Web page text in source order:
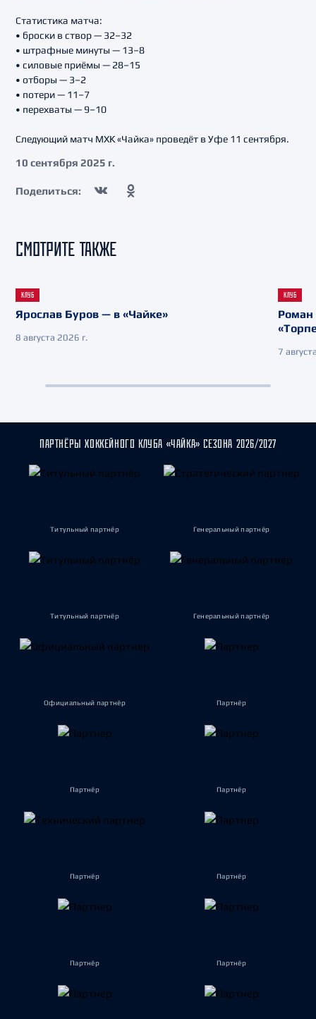
Статистика матча:
• броски в створ — 32–32
• штрафные минуты — 13–8
• силовые приёмы — 28–15
• отборы — 3–2
• потери — 11–7
• перехваты — 9–10
Следующий матч МХК «Чайка» проведёт в Уфе 11 сентября.
10 сентября 2025 г.
Поделиться:
СМОТРИТЕ ТАКЖЕ
КЛУБ
Ярослав Буров — в «Чайке»
8 августа 2026 г.
КЛУБ
Роман
7
ПАРТНЁРЫ ХОККЕЙНОГО КЛУБА «ЧАЙКА» СЕЗОНА 2026/2027
Титульный партнёр Генеральный партнёр
Титульный партнёр Генеральный партнёр
Официальный партнёр Партнёр
Партнёр Партнёр
Партнёр Партнёр
Партнёр Партнёр